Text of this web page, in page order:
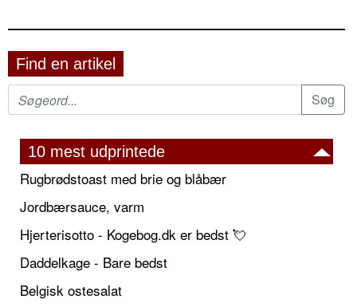
Find en artikel
10 mest udprintede
Rugbrødstoast med brie og blåbær
Jordbærsauce, varm
Hjerterisotto - Kogebog.dk er bedst 💘
Daddelkage - Bare bedst
Belgisk ostesalat